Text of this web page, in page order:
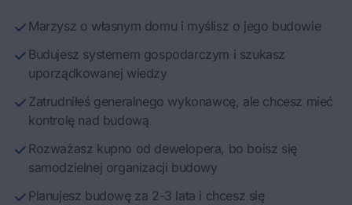
Marzysz o własnym domu i myślisz o jego budowie
Budujesz systemem gospodarczym i szukasz
uporządkowanej wiedzy
Zatrudniłeś generalnego wykonawcę, ale chcesz mieć
kontrolę nad budową
Rozważasz kupno od dewelopera, bo boisz się
samodzielnej organizacji budowy
Planujesz budowę za 2-3 lata i chcesz się